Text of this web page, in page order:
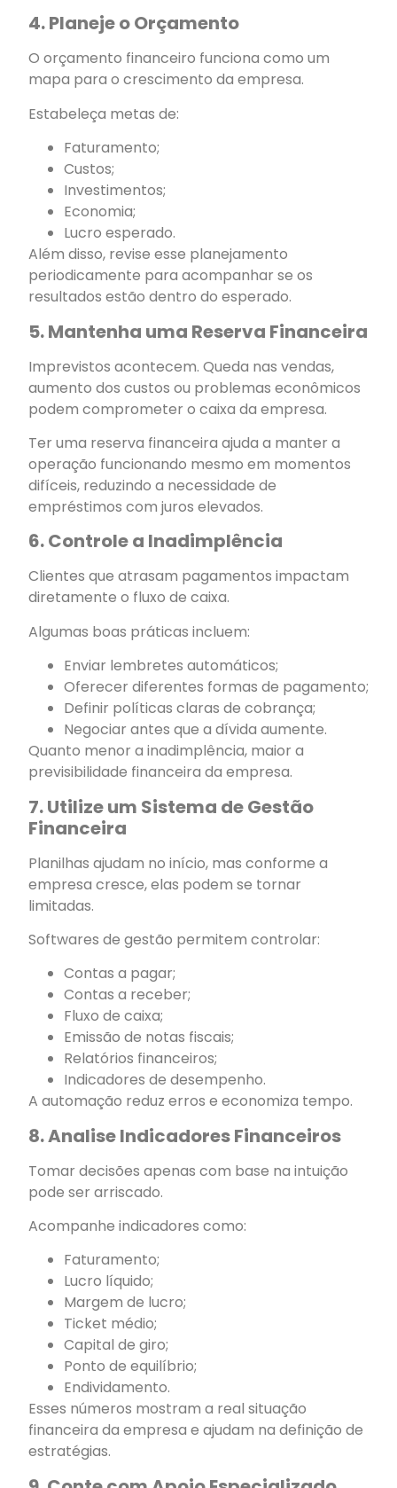
4. Planeje o Orçamento
O orçamento financeiro funciona como um
mapa para o crescimento da empresa.
Estabeleça metas de:
Faturamento;
Custos;
Investimentos;
Economia;
Lucro esperado.
Além disso, revise esse planejamento
periodicamente para acompanhar se os
resultados estão dentro do esperado.
5. Mantenha uma Reserva Financeira
Imprevistos acontecem. Queda nas vendas,
aumento dos custos ou problemas econômicos
podem comprometer o caixa da empresa.
Ter uma reserva financeira ajuda a manter a
operação funcionando mesmo em momentos
difíceis, reduzindo a necessidade de
empréstimos com juros elevados.
6. Controle a Inadimplência
Clientes que atrasam pagamentos impactam
diretamente o fluxo de caixa.
Algumas boas práticas incluem:
Enviar lembretes automáticos;
Oferecer diferentes formas de pagamento;
Definir políticas claras de cobrança;
Negociar antes que a dívida aumente.
Quanto menor a inadimplência, maior a
previsibilidade financeira da empresa.
7. Utilize um Sistema de Gestão
Financeira
Planilhas ajudam no início, mas conforme a
empresa cresce, elas podem se tornar
limitadas.
Softwares de gestão permitem controlar:
Contas a pagar;
Contas a receber;
Fluxo de caixa;
Emissão de notas fiscais;
Relatórios financeiros;
Indicadores de desempenho.
A automação reduz erros e economiza tempo.
8. Analise Indicadores Financeiros
Tomar decisões apenas com base na intuição
pode ser arriscado.
Acompanhe indicadores como:
Faturamento;
Lucro líquido;
Margem de lucro;
Ticket médio;
Capital de giro;
Ponto de equilíbrio;
Endividamento.
Esses números mostram a real situação
financeira da empresa e ajudam na definição de
estratégias.